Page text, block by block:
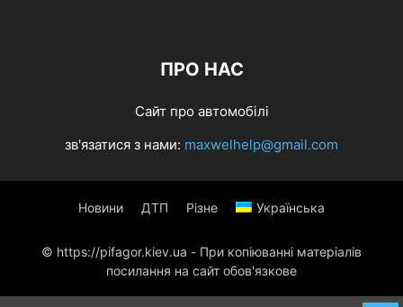
ПРО НАС
Сайт про автомобілі
зв'язатися з нами: maxwelhelp@gmail.com
Новини ДТП Різне Українська
© https://pifagor.kiev.ua - При копіюванні матеріалів
посилання на сайт обов'язкове